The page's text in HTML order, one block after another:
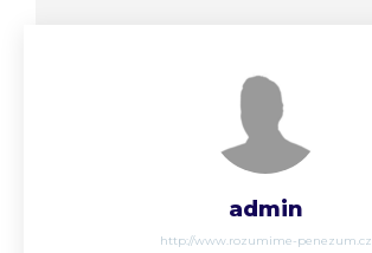
admin
http://www.rozumime-penezum.cz